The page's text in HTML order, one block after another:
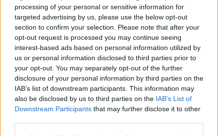
processing of your personal or sensitive information for
targeted advertising by us, please use the below opt-out
section to confirm your selection. Please note that after your
opt-out request is processed you may continue seeing
interest-based ads based on personal information utilized by
us or personal information disclosed to third parties prior to
your opt-out. You may separately opt-out of the further
disclosure of your personal information by third parties on the
IAB’s list of downstream participants. This information may
also be disclosed by us to third parties on the IAB’s List of
Downstream Participants that may further disclose it to other
Rezultatul: răpire, tortură,
bătaie cu ranga. Miza: țigări
furate de 2,5 milioane de
euro
Societății Imperiale Ortodoxe
„Palestina”. Lupta alături de
cecenii din detașamentul
Redacţia